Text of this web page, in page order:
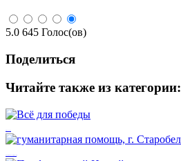
5.0 645 Голос(ов)
Поделиться
Читайте также из категории: